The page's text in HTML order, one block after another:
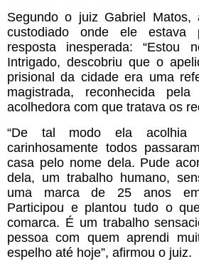
Segundo o juiz Gabriel Matos,
custodiado onde ele estava
resposta inesperada: “Estou
Intrigado, descobriu que o
prisional da cidade era uma
magistrada, reconhecida
acolhedora com que tratava os
“De tal modo ela acolhia
carinhosamente todos
casa pelo nome dela. Pude
dela, um trabalho humano,
uma marca de 25 anos
Participou e plantou tudo o
comarca. É um trabalho
pessoa com quem aprendi
espelho até hoje”, afirmou o juiz.